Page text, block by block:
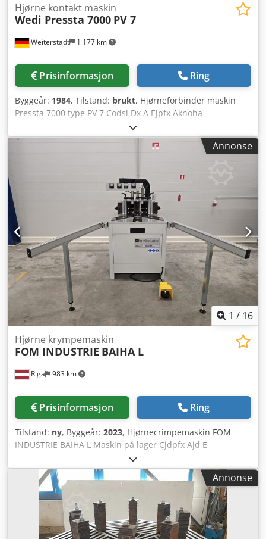
Weiterstadt 1 177 km
Hjørne kontakt maskin
Wedi Pressta 7000 PV 7
Prisinformasjon Ring
Byggeår: 1984, Tilstand: brukt, Hjørneforbinder maskin
Pressta 7000 type PV 7 Codsi Dx A Ejpfx Aknoha
Annonse
1 / 16
Rīga 983 km
Hjørne krympemaskin
FOM INDUSTRIE BAIHA L
Prisinformasjon Ring
Tilstand: ny, Byggeår: 2023, Hjørnecrimpemaskin FOM
INDUSTRIE BAIHA L Maskin på lager Cjdpfx Ajd E
Eimokneha - Maks. profilhøyde: 200 mm -
Hydropneumatisk drift - Tre pneumatiske holdere -
Min/maks høyde for knivposisjon: 0 til 180 mm - Sett for
profilstøtte - Digitale tellere for profilposisjonering - Nr. 2
verktøyholdere høyre - Nr. 2 verktøyholdere venstre - Nr. 2
kniver, 2 mm tykkelse - Nr. 4 verktøy, 5 mm tykkelse - Nr. 2
innfellbare profilanlegg
Annonse